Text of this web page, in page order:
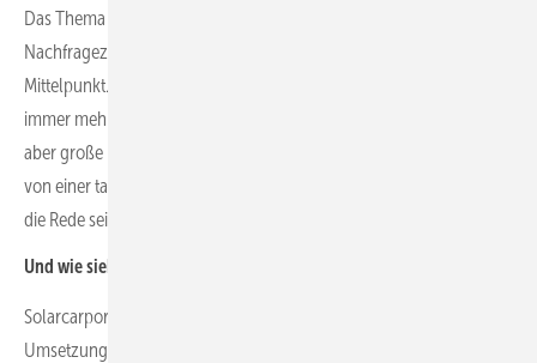
Das Thema Floating PV verzeichnet einen eher mäßigen
Nachfragezuwachs. Dies steht auch bei IIBC Solar nicht im
Mittelpunkt. Agri-PV ist dagegen in aller Munde und es werden
immer mehr Projekte diskutiert und teilweise realisiert. Hier gibt es
aber große Unterschiede in der Umsetzung, nicht immer kann hier
von einer tatsächlichen Doppel- oder Mehrfachnutzung der Fläche
die Rede sein.
Und wie sieht es mit solaren Parkplatzüberdachungen aus?
Solarcarports werden sehr stark nachgefragt. Allerdings ist die
Umsetzung mit höheren Kosten im Vergleich zur klassischen